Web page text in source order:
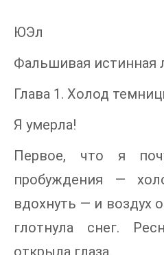
ЮЭл
Фальшивая истинная
Глава 1. Холод
Я умерла!
Первое, что я
пробуждения —
вдохнуть — и воздух
глотнула снег.
открыла глаза.